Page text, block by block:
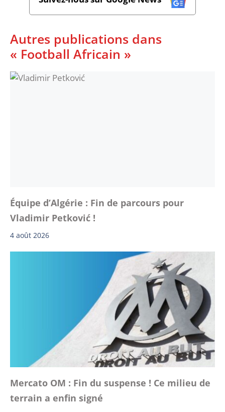
Autres publications dans
« Football Africain »
Équipe d’Algérie : Fin de parcours pour
Vladimir Petković !
4 août 2026
Mercato OM : Fin du suspense ! Ce milieu de
terrain a enfin signé